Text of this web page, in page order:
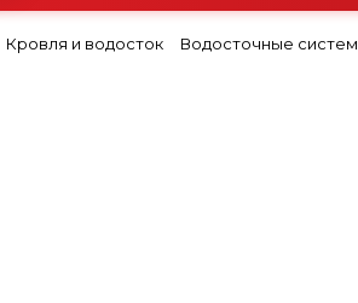
Кровля и водосток Водосточные